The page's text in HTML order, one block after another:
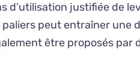
d’utilisation justifiée de
peut entraîner une
être proposés par